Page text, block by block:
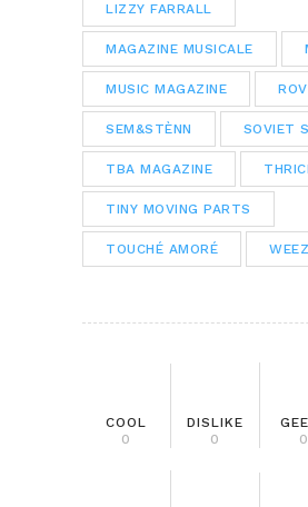
LIZZY FARRALL
MAGAZINE MUSICALE
MUSIC MAGAZINE
SEM&STÈNN SOVIET
TBA MAGAZINE
TINY MOVING PARTS
TOUCHÉ AMORÉ
COOL
0
DISLIKE
0
0